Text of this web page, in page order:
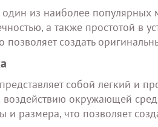
из наиболее
а также простотой в
позволяет создать
собой легкий и
воздействию окружающей
и размера, что позволяет